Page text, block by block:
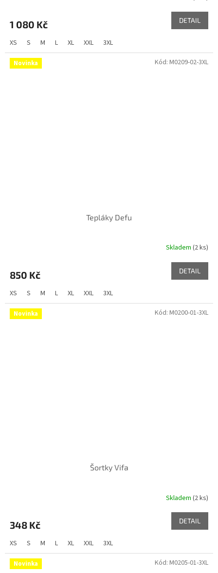
1 080 Kč DETAIL
XS S M L XL XXL 3XL
Novinka
Tepláky Defu
Skladem (2 ks)
850 Kč DETAIL
XS S M L XL XXL 3XL
Kód: M0209-02-3XL
Novinka
Šortky Vifa
Skladem (2 ks)
348 Kč DETAIL
XS S M L XL XXL 3XL
Kód: M0200-01-3XL
Novinka Kód: M0205-01-3XL